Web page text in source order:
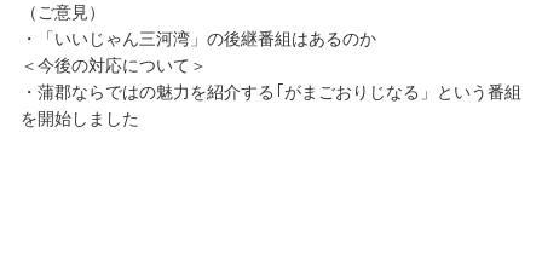
（ご意見）
・「いいじゃん三河湾」の後継番組はあるのか
＜今後の対応について＞
・蒲郡ならではの魅力を紹介する｢がまごおりじなる」という番組
を開始しました